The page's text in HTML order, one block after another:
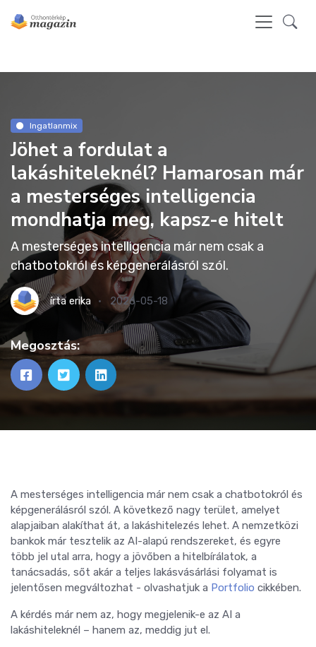
Ingatlanmix
Jöhet a fordulat a
lakáshiteleknél? Hamarosan már
a mesterséges intelligencia
mondhatja meg, kapsz-e hitelt
A mesterséges intelligencia már nem csak a
chatbotokról és képgenerálásról szól.
írta erika 2026-05-18
Megosztás:
A mesterséges intelligencia már nem csak a chatbotokról és
képgenerálásról szól. A következő nagy terület, amelyet
alapjaiban alakíthat át, a lakáshitelezés lehet. A nemzetközi
bankok már tesztelik az AI-alapú rendszereket, és egyre
több jel utal arra, hogy a jövőben a hitelbírálatok, a
tanácsadás, sőt akár a teljes lakásvásárlási folyamat is
jelentősen megváltozhat - olvashatjuk a Portfolio cikkében.
A kérdés már nem az, hogy megjelenik-e az AI a
lakáshiteleknél – hanem az, meddig jut el.